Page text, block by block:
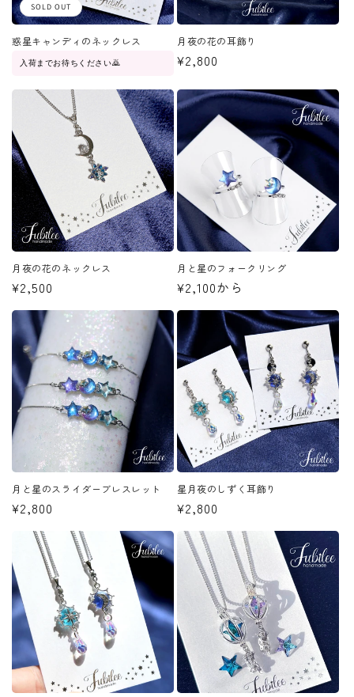
SOLD OUT
惑星キャンディのネックレス
入荷までお待ちください🙇
月夜の花の耳飾り
通
価
¥2,800
月夜の花のネックレス
通
常
価
格
¥2,500
月と星のフォークリング
通
常
価
格
¥2,100から
月と星のスライダーブレスレット
通
格
¥2,800
星月夜のしずく耳飾り
通
常
価
¥2,800